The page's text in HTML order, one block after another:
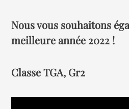
Nous vous souhaitons
meilleure année 2022 !
Classe TGA, Gr2